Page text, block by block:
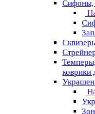
Сифоны,
коврики